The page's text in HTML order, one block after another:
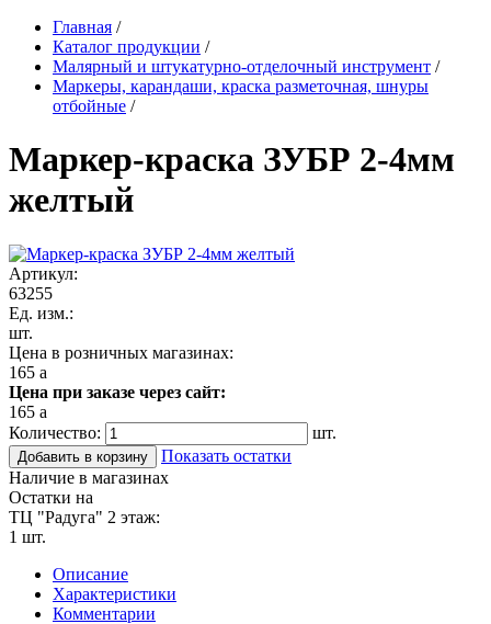
Главная /
Каталог продукции /
Малярный и штукатурно-отделочный инструмент /
Маркеры, карандаши, краска разметочная, шнуры
отбойные /
Маркер-краска ЗУБР 2-4мм
желтый
Артикул:
63255
Ед. изм.:
шт.
Цена в розничных магазинах:
165 a
Цена при заказе через сайт:
165 a
Количество:
шт.
Добавить в корзину
Показать остатки
Наличие в магазинах
Остатки на
ТЦ "Радуга" 2 этаж:
1 шт.
Описание
Характеристики
Комментарии